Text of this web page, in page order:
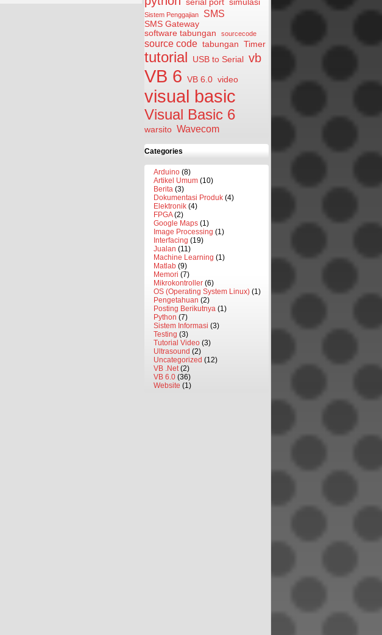
serial port simulasi
Sistem Penggajian SMS
SMS Gateway
software tabungan
sourcecode
source code tabungan Timer
tutorial USB to Serial vb
VB 6 VB 6.0 video
visual basic
Visual Basic 6
warsito Wavecom
Categories
Arduino (8)
Artikel Umum (10)
Berita (3)
Dokumentasi Produk (4)
Elektronik (4)
FPGA(2)
Google Maps (1)
Image Processing (1)
Interfacing (19)
Jualan (11)
Machine Learning (1)
Matlab (9)
Memori (7)
Mikrokontroller (6)
OS (Operating System Linux) (1)
Pengetahuan (2)
Posting Berikutnya (1)
Python (7)
Sistem Informasi (3)
Testing (3)
Tutorial Video (3)
Ultrasound (2)
Uncategorized (12)
VB .Net(2)
VB 6.0 (36)
Website (1)